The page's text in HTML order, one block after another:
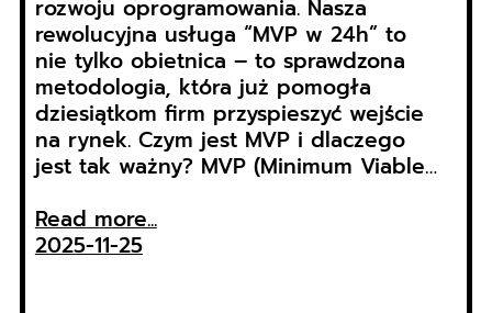
rozwoju oprogramowania. Nasza
rewolucyjna usługa “MVP w 24h” to
nie tylko obietnica – to sprawdzona
metodologia, która już pomogła
dziesiątkom firm przyspieszyć wejście
na rynek. Czym jest MVP i dlaczego
jest tak ważny? MVP (Minimum Viable…
Read more...
2025-11-25